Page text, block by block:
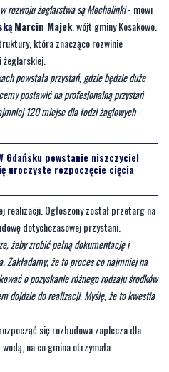
żeglarskiej.
powstała przystań, gdzie będzie duże
postawić na profesjonalną przystań
120 miejsc dla łodzi żaglowych
W Gdańsku powstanie niszczyciel
uroczyste rozpoczęcie cięcia
Ogłoszony został przetarg na
dotychczasowej przystani.
żeby zrobić pełną dokumentację i
Zakładamy, że to proces co najmniej na
o pozyskanie różnego rodzaju środków
dojdzie do realizacji. Myślę, że to kwestia
się rozbudowa zaplecza dla
na co gmina otrzymała
przeciągu najbliższych dwóch tygodni.
roku, a zakończa przed sezonem